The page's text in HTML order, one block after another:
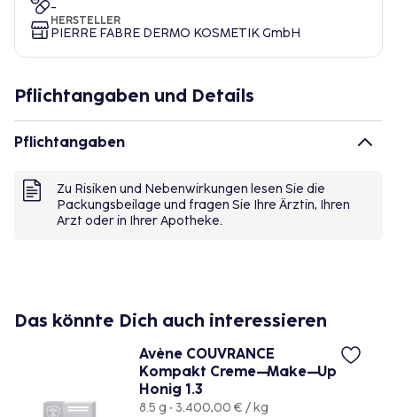
-
HERSTELLER
PIERRE FABRE DERMO KOSMETIK GmbH
Pflichtangaben und Details
Pflichtangaben
Zu Risiken und Nebenwirkungen lesen Sie die
Packungsbeilage und fragen Sie Ihre Ärztin, Ihren
Arzt oder in Ihrer Apotheke.
Das könnte Dich auch interessieren
Avène COUVRANCE
Kompakt Creme–Make–Up
Honig 1.3
8.5 g • 3.400,00 € / kg